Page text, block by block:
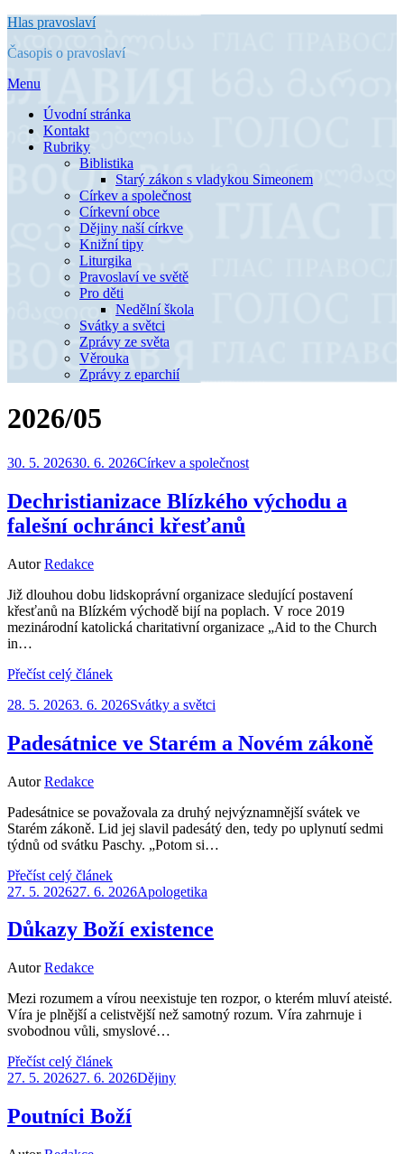
Přejít
obsahu
Hlas pravoslaví
Časopis o pravoslaví
Menu
Úvodní stránka
Kontakt
Rubriky
Biblistika
Starý zákon s vladykou Simeonem
Církev a společnost
Církevní obce
Dějiny naší církve
Knižní tipy
Liturgika
Pravoslaví ve světě
Pro děti
Nedělní škola
Svátky a světci
Zprávy ze světa
Věrouka
Zprávy z eparchií
Štítek
:
2026/05
Zveřejněno
30. 5. 202630. 6. 2026Církev a společnost
Dechristianizace Blízkého východu a
falešní ochránci křesťanů
AutorRedakce
Již dlouhou dobu lidskoprávní organizace sledující postavení
křesťanů na Blízkém východě bijí na poplach. V roce 2019
mezinárodní katolická charitativní organizace „Aid to the Church
in…
Přečíst celý článek
Zveřejněno
28. 5. 20263. 6. 2026Svátky a světci
Padesátnice ve Starém a Novém zákoně
AutorRedakce
Padesátnice se považovala za druhý nejvýznamnější svátek ve
Starém zákoně. Lid jej slavil padesátý den, tedy po uplynutí sedmi
týdnů od svátku Paschy. „Potom si…
Přečíst celý článek
Zveřejněno
27. 5. 202627. 6. 2026Apologetika
Důkazy Boží existence
AutorRedakce
Mezi rozumem a vírou neexistuje ten rozpor, o kterém mluví ateisté.
Víra je plnější a celistvější než samotný rozum. Víra zahrnuje i
svobodnou vůli, smyslové…
Přečíst celý článek
Zveřejněno
27. 5. 202627. 6. 2026Dějiny
Poutníci Boží